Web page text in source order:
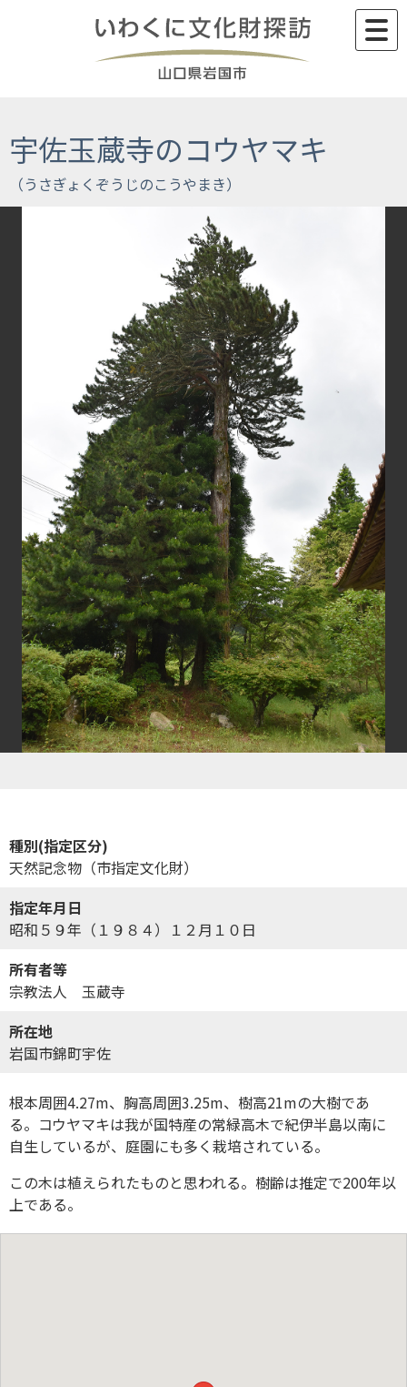
宇佐玉蔵寺のコウヤマキ
種別(指定区分)
天然記念物（市指定文化財）
指定年月日
昭和５９年（１９８４）１２月１０日
所有者等
宗教法人 玉蔵寺
所在地
岩国市錦町宇佐
根本周囲4.27m、胸高周囲3.25m、樹高21mの大樹であ
る。コウヤマキは我が国特産の常緑高木で紀伊半島以南に
自生しているが、庭園にも多く栽培されている。
この木は植えられたものと思われる。樹齢は推定で200年以
上である。